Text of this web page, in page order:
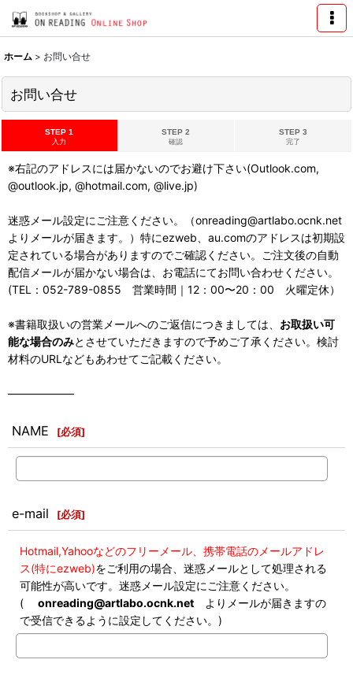
ホーム > お問い合せ
お問い合せ
STEP 1
入力
STEP 2
確認
STEP 3
完了
※右記のアドレスには届かないのでお避け下さい(Outlook.com,
@outlook.jp, @hotmail.com, @live.jp)
迷惑メール設定にご注意ください。（onreading@artlabo.ocnk.net
よりメールが届きます。）特にezweb、au.comのアドレスは初期設
定されている場合がありますのでご確認ください。ご注文後の自動
配信メールが届かない場合は、お電話にてお問い合わせください。
(TEL：052-789-0855 営業時間｜12：00〜20：00 火曜定休）
※書籍取扱いの営業メールへのご返信につきましては、 お取扱い可
能な場合のみとさせていただきますので予めご了承ください。検討
材料のURLなどもあわせてご記載ください。
――――――
NAME [必須]
e-mail [必須]
Hotmail,Yahooなどのフリーメール、携帯電話のメールアドレ
ス(特にezweb)をご利用の場合、迷惑メールとして処理される
可能性が高いです。迷惑メール設定にご注意ください。
( onreading@artlabo.ocnk.net よりメールが届きますの
で受信できるように設定してください。)